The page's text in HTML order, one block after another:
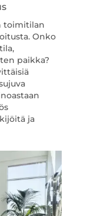
toimitilan
Onko
paikka?
ja